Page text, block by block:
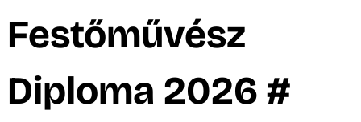
Festőművész
Diploma 2026 #